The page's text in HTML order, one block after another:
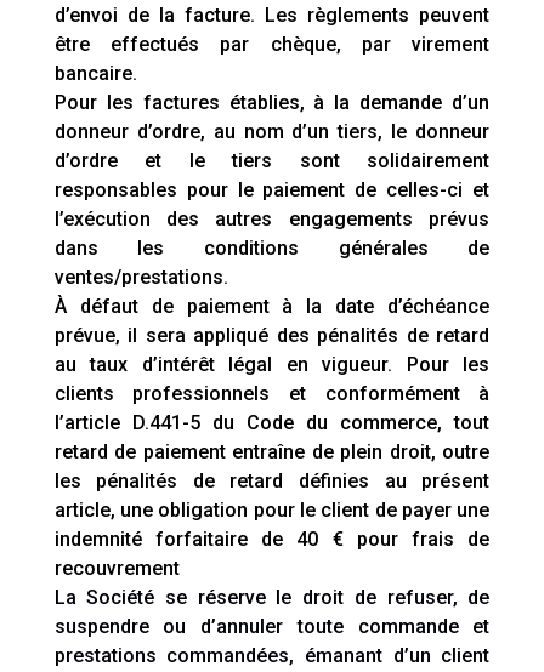
d’envoi de la facture. Les règlements peuvent
être effectués par chèque, par virement
bancaire.
Pour les factures établies, à la demande d’un
donneur d’ordre, au nom d’un tiers, le donneur
d’ordre et le tiers sont solidairement
responsables pour le paiement de celles-ci et
l’exécution des autres engagements prévus
dans les conditions générales de
ventes/prestations.
À défaut de paiement à la date d’échéance
prévue, il sera appliqué des pénalités de retard
au taux d’intérêt légal en vigueur. Pour les
clients professionnels et conformément à
l’article D.441-5 du Code du commerce, tout
retard de paiement entraîne de plein droit, outre
les pénalités de retard définies au présent
article, une obligation pour le client de payer une
indemnité forfaitaire de 40 € pour frais de
recouvrement
La Société se réserve le droit de refuser, de
suspendre ou d’annuler toute commande et
prestations commandées, émanant d’un client